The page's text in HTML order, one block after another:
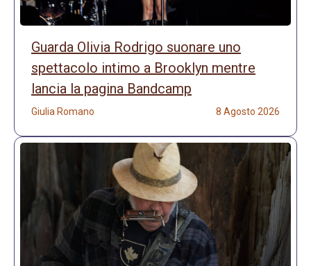
Guarda Olivia Rodrigo suonare uno
spettacolo intimo a Brooklyn mentre
lancia la pagina Bandcamp
Giulia Romano 8 Agosto 2026